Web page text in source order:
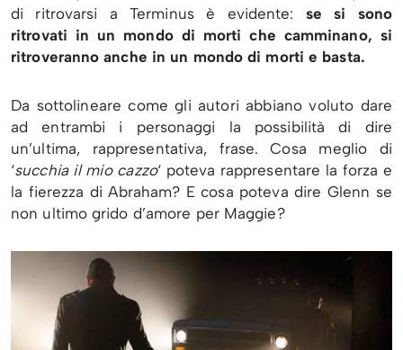
di ritrovarsi a Terminus è evidente: se si sono
ritrovati in un mondo di morti che camminano, si
ritroveranno anche in un mondo di morti e basta.
Da sottolineare come gli autori abbiano voluto dare
ad entrambi i personaggi la possibilità di dire
un’ultima, rappresentativa, frase. Cosa meglio di
‘succhia il mio cazzo‘ poteva rappresentare la forza e
la fierezza di Abraham? E cosa poteva dire Glenn se
non ultimo grido d’amore per Maggie?